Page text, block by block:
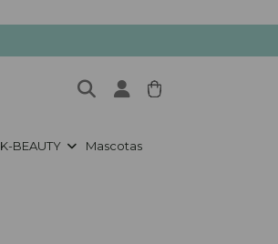
K-BEAUTY Mascotas